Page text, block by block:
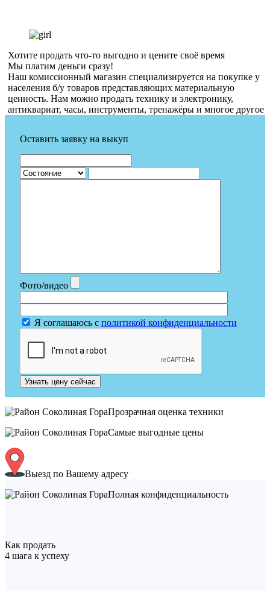
Хотите продать что-то выгодно и цените своё время
Мы платим деньги сразу!
Наш комиссионный магазин специализируется на покупке у
населения б/у товаров представляющих материальную
ценность. Нам можно продать технику и электронику,
антиквариат, часы, инструменты, тренажёры и многое другое
Оставить заявку на выкуп
Фото/видео
Я соглашаюсь с политикой конфиденциальности
Узнать цену сейчас
Прозрачная оценка техники
Самые выгодные цены
Выезд по Вашему адресу
Полная конфиденциальность
Как продать
4 шага к успеху